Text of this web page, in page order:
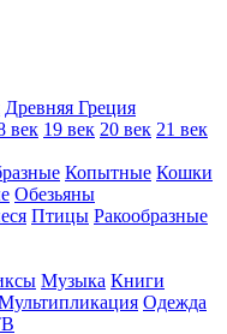
Древняя Греция
век 19 век 20 век 21 век
Копытные Кошки
Обезьяны
Птицы Ракообразные
Музыка Книги
Одежда